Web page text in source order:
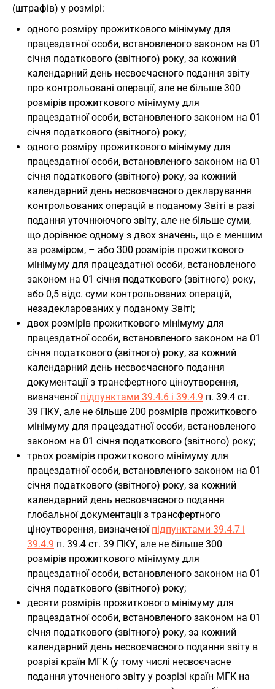
(штрафів) у розмірі:
одного розміру прожиткового мінімуму для
працездатної особи, встановленого законом на 01
січня податкового (звітного) року, за кожний
календарний день несвоєчасного подання звіту
про контрольовані операції, але не більше 300
розмірів прожиткового мінімуму для
працездатної особи, встановленого законом на 01
січня податкового (звітного) року;
одного розміру прожиткового мінімуму для
працездатної особи, встановленого законом на 01
січня податкового (звітного) року, за кожний
календарний день несвоєчасного декларування
контрольованих операцій в поданому Звіті в разі
подання уточнюючого звіту, але не більше суми,
що дорівнює одному з двох значень, що є меншим
за розміром, – або 300 розмірів прожиткового
мінімуму для працездатної особи, встановленого
законом на 01 січня податкового (звітного) року,
або 0,5 відс. суми контрольованих операцій,
незадекларованих у поданому Звіті;
двох розмірів прожиткового мінімуму для
працездатної особи, встановленого законом на 01
січня податкового (звітного) року, за кожний
календарний день несвоєчасного подання
документації з трансфертного ціноутворення,
визначеної підпунктами 39.4.6 і 39.4.9 п. 39.4 ст.
39 ПКУ, але не більше 200 розмірів прожиткового
мінімуму для працездатної особи, встановленого
законом на 01 січня податкового (звітного) року;
трьох розмірів прожиткового мінімуму для
працездатної особи, встановленого законом на 01
січня податкового (звітного) року, за кожний
календарний день несвоєчасного подання
глобальної документації з трансфертного
ціноутворення, визначеної підпунктами 39.4.7 і
39.4.9 п. 39.4 ст. 39 ПКУ, але не більше 300
розмірів прожиткового мінімуму для
працездатної особи, встановленого законом на 01
січня податкового (звітного) року;
десяти розмірів прожиткового мінімуму для
працездатної особи, встановленого законом на 01
січня податкового (звітного) року, за кожний
календарний день несвоєчасного подання звіту в
розрізі країн МГК (у тому числі несвоєчасне
подання уточненого звіту у розрізі країн МГК на